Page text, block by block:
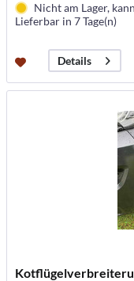
Nicht am Lager,
Lieferbar in 7 Tage(n)
Details